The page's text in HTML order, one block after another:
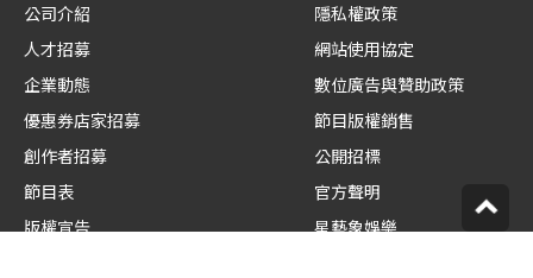
公司介紹
人才招募
企業動態
優惠券店家招募
創作者招募
節目表
版權宣告
隱私權政策
網站使用協定
數位廣告與贊助政策
節目版權銷售
公開招標
官方聲明
星藝象娛樂